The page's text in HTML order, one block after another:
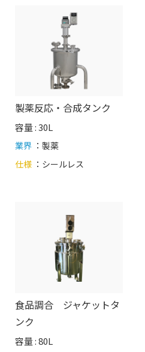
製薬反応・合成タンク
容量 : 30L
業界 ：製薬
仕様 ： シールレス
食品調合 ジャケットタ
ンク
容量 : 80L